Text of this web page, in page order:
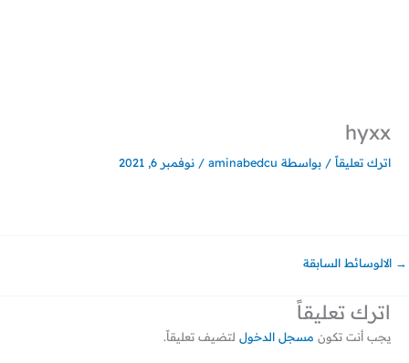
hyxx
اترك تعليقاً / بواسطة aminabedcu
/ نوفمبر 6, 2021
→ الالوسائط السابقة
اترك تعليقاً
يجب أنت تكون مسجل الدخول لتضيف تعليقاً.